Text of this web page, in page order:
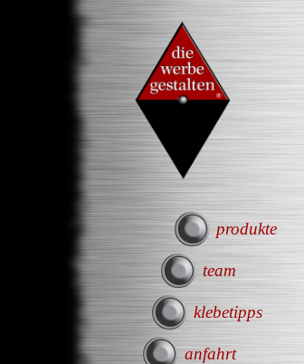
produkte
team
klebetipps
anfahrt